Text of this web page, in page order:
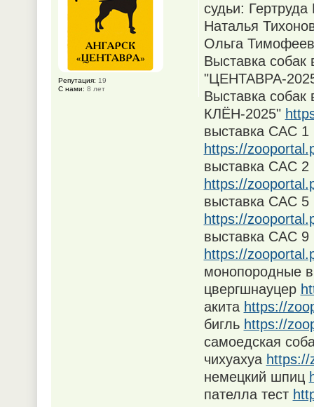
судьи:
Наталья
Ольга
Выставка собак
"ЦЕНТАВРА-
Выставка
КЛЁН-2025"
выставка САС 1
https://
выставка САС 2
https://
выставка CAC 5
https://
выставка САС 9
https://
монопородные
цвергшнауцер
акита https://
бигль https://
самоедская
чихуахуа https://
немецкий шпиц
пателла тест
Репутация: 19
С нами: 8 лет